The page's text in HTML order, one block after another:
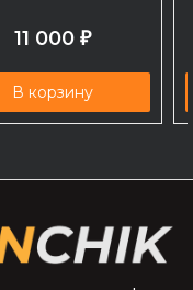
11 000 ₽
В корзину